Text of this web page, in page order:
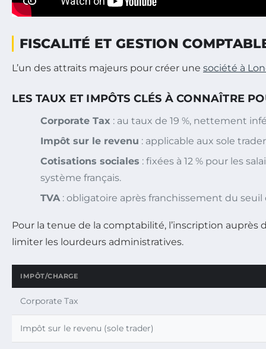
FISCALITÉ ET GESTION
L’un des attraits majeurs pour créer une société à
LES TAUX ET IMPÔTS CLÉS À CONNAÎTRE
Corporate Tax : au taux de 19 %, nettement
Impôt sur le revenu : applicable aux sole
Cotisations sociales : fixées à 12 % pour les
système français.
TVA : obligatoire après franchissement du
Pour la tenue de la comptabilité, l’inscription
limiter les lourdeurs administratives.
IMPÔT/CHARGE
Corporate Tax
Impôt sur le revenu (sole trader)